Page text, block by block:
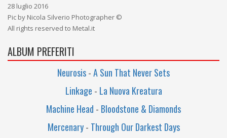
28 luglio 2016
Pic by Nicola Silverio Photographer ©
All rights reserved to Metal.it
ALBUM PREFERITI
Neurosis-A Sun That Never Sets
Linkage - La Nuova Kreatura
Machine Head - Bloodstone & Diamonds
Mercenary- Through Our Darkest Days